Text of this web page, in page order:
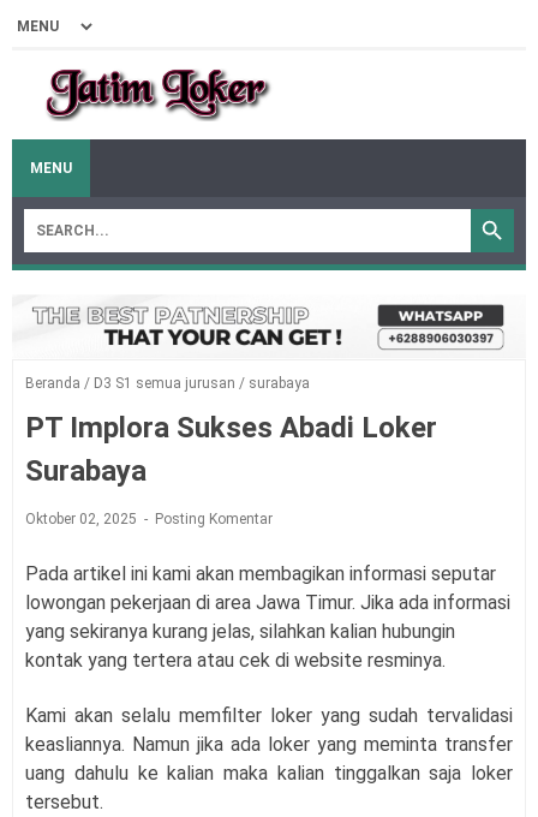
MENU
Beranda / D3 S1 semua jurusan / surabaya
PT Implora Sukses Abadi Loker
Surabaya
Oktober 02, 2025 Posting Komentar
Pada artikel ini kami akan membagikan informasi seputar
lowongan pekerjaan di area Jawa Timur. Jika ada informasi
yang sekiranya kurang jelas, silahkan kalian hubungin
kontak yang tertera atau cek di website resminya.
Kami akan selalu memfilter loker yang sudah tervalidasi
keasliannya. Namun jika ada loker yang meminta transfer
uang dahulu ke kalian maka kalian tinggalkan saja loker
tersebut.